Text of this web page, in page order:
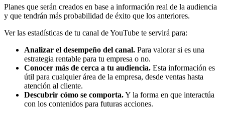
Planes que serán creados en base a información real de la audiencia
y que tendrán más probabilidad de éxito que los anteriores.
Ver las estadísticas de tu canal de YouTube te servirá para:
Analizar el desempeño del canal. Para valorar si es una
estrategia rentable para tu empresa o no.
Conocer más de cerca a tu audiencia. Esta información es
útil para cualquier área de la empresa, desde ventas hasta
atención al cliente.
Descubrir cómo se comporta.Y la forma en que interactúa
con los contenidos para futuras acciones.